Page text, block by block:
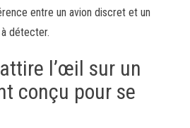
entre un avion discret et un
détecter.
l’œil sur un
conçu pour se